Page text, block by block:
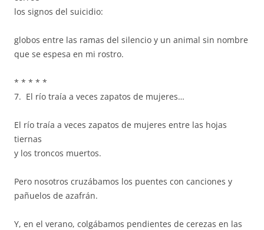
los signos del suicidio:
globos entre las ramas del silencio y un animal sin nombre
que se espesa en mi rostro.
* * * * *
7. El río traía a veces zapatos de mujeres…
El río traía a veces zapatos de mujeres entre las hojas
tiernas
y los troncos muertos.
Pero nosotros cruzábamos los puentes con canciones y
pañuelos de azafrán.
Y, en el verano, colgábamos pendientes de cerezas en las